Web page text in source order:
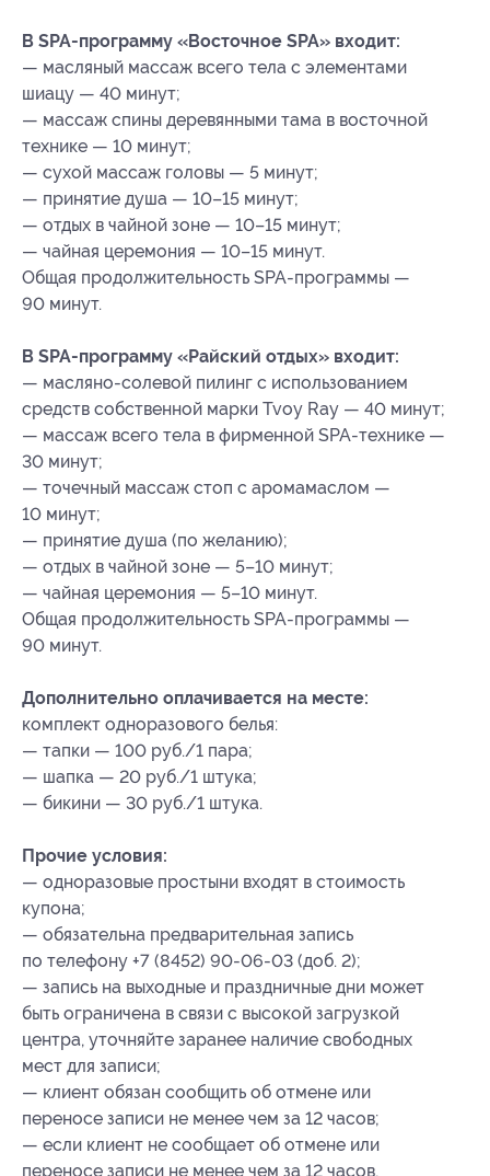
В SPA-программу «Восточное SPA» входит:
— масляный массаж всего тела с элементами
шиацу — 40 минут;
— массаж спины деревянными тама в восточной
технике — 10 минут;
— сухой массаж головы — 5 минут;
— принятие душа — 10–15 минут;
— отдых в чайной зоне — 10–15 минут;
— чайная церемония — 10–15 минут.
Общая продолжительность SPA-программы —
90 минут.
В SPA-программу «Райский отдых» входит:
— масляно-солевой пилинг с использованием
средств собственной марки Tvoy Ray — 40 минут;
— массаж всего тела в фирменной SPA-технике —
30 минут;
— точечный массаж стоп с аромамаслом —
10 минут;
— принятие душа (по желанию);
— отдых в чайной зоне — 5–10 минут;
— чайная церемония — 5–10 минут.
Общая продолжительность SPA-программы —
90 минут.
Дополнительно оплачивается на месте:
комплект одноразового белья:
— тапки — 100 руб./1 пара;
— шапка — 20 руб./1 штука;
— бикини — 30 руб./1 штука.
Прочие условия:
— одноразовые простыни входят в стоимость
купона;
— обязательна предварительная запись
по телефону +7 (8452) 90-06-03 (доб. 2);
— запись на выходные и праздничные дни может
быть ограничена в связи с высокой загрузкой
центра, уточняйте заранее наличие свободных
мест для записи;
— клиент обязан сообщить об отмене или
переносе записи не менее чем за 12 часов;
— если клиент не сообщает об отмене или
переносе записи не менее чем за 12 часов,